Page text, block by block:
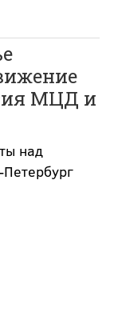
МЦД и
над